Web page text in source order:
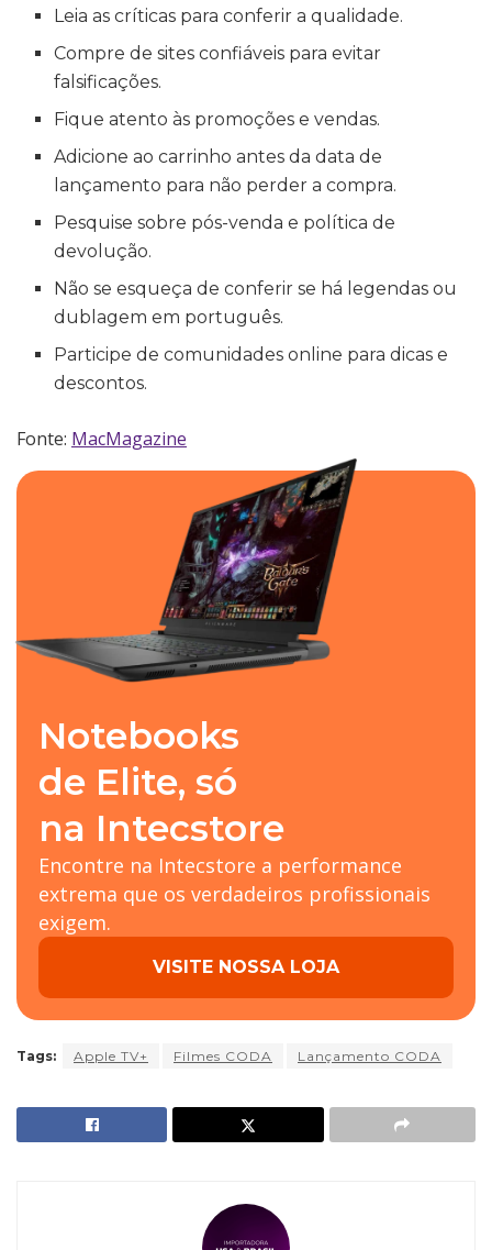
Leia as críticas para conferir a qualidade.
Compre de sites confiáveis para evitar
falsificações.
Fique atento às promoções e vendas.
Adicione ao carrinho antes da data de
lançamento para não perder a compra.
Pesquise sobre pós-venda e política de
devolução.
Não se esqueça de conferir se há legendas ou
dublagem em português.
Participe de comunidades online para dicas e
descontos.
Fonte: MacMagazine
Notebooks
de Elite, só
na Intecstore
Encontre na Intecstore a performance
extrema que os verdadeiros profissionais
exigem.
VISITE NOSSA LOJA
Tags: Apple TV+ Filmes CODA Lançamento CODA